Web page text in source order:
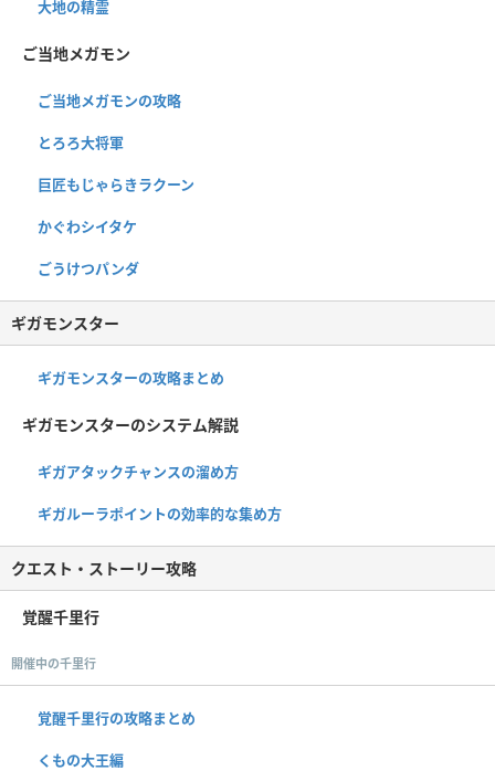
大地の精霊
ご当地メガモン
ご当地メガモンの攻略
とろろ大将軍
巨匠もじゃらきラクーン
かぐわシイタケ
ごうけつパンダ
ギガモンスター
ギガモンスターの攻略まとめ
ギガモンスターのシステム解説
ギガアタックチャンスの溜め方
ギガルーラポイントの効率的な集め方
クエスト・ストーリー攻略
覚醒千里行
開催中の千里行
覚醒千里行の攻略まとめ
くもの大王編